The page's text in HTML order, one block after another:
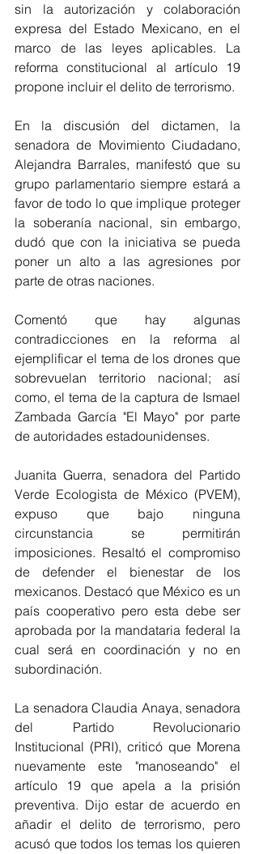
sin la autorización y colaboración
expresa del Estado Mexicano, en el
marco de las leyes aplicables. La
reforma constitucional al artículo 19
propone incluir el delito de terrorismo.
En la discusión del dictamen, la
senadora de Movimiento Ciudadano,
Alejandra Barrales, manifestó que su
grupo parlamentario siempre estará a
favor de todo lo que implique proteger
la soberanía nacional, sin embargo,
dudó que con la iniciativa se pueda
poner un alto a las agresiones por
parte de otras naciones.
Comentó que hay algunas
contradicciones en la reforma al
ejemplificar el tema de los drones que
sobrevuelan territorio nacional; así
como, el tema de la captura de Ismael
Zambada García "El Mayo" por parte
de autoridades estadounidenses.
Juanita Guerra, senadora del Partido
Verde Ecologista de México (PVEM),
expuso que bajo ninguna
circunstancia se permitirán
imposiciones. Resaltó el compromiso
de defender el bienestar de los
mexicanos. Destacó que México es un
país cooperativo pero esta debe ser
aprobada por la mandataria federal la
cual será en coordinación y no en
subordinación.
La senadora Claudia Anaya, senadora
del Partido Revolucionario
Institucional (PRI), criticó que Morena
nuevamente este "manoseando" el
artículo 19 que apela a la prisión
preventiva. Dijo estar de acuerdo en
añadir el delito de terrorismo, pero
acusó que todos los temas los quieren